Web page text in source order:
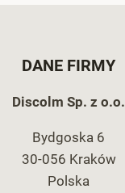
DANE FIRMY
Discolm Sp. z o.o.
Bydgoska 6
30-056 Kraków
Polska